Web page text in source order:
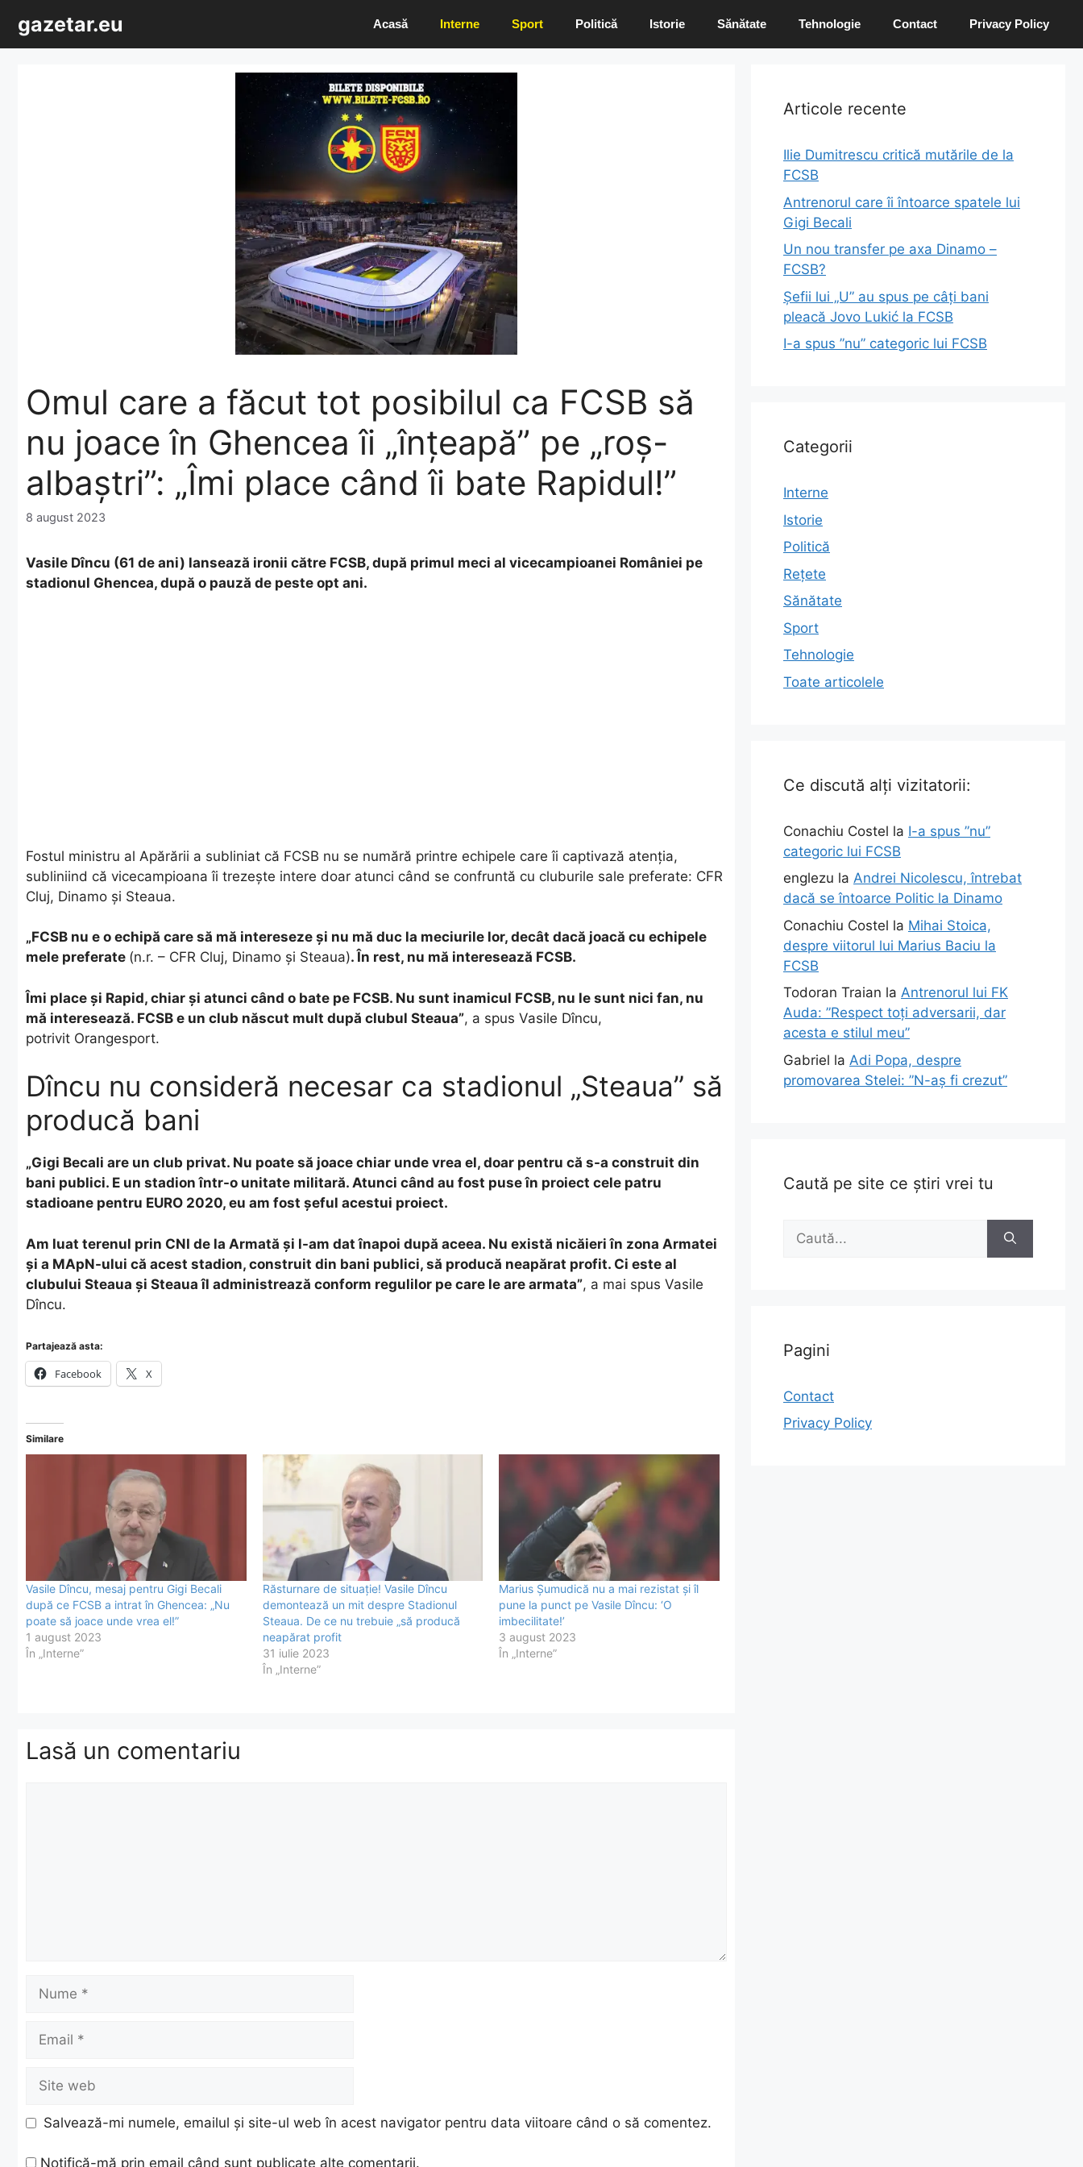
conținut
gazetar.eu Acasă Interne Sport Politică Istorie Sănătate Tehnologie Contact Privacy Policy
Omul care a făcut tot posibilul ca FCSB să
nu joace în Ghencea îi „înțeapă” pe „roș-
albaștri”: „Îmi place când îi bate Rapidul!”
8 august 2023
Vasile Dîncu (61 de ani) lansează ironii către FCSB, după primul meci al vicecampioanei României pe
stadionul Ghencea, după o pauză de peste opt ani.
Fostul ministru al Apărării a subliniat că FCSB nu se numără printre echipele care îi captivază atenția,
subliniind că vicecampioana îi trezește intere doar atunci când se confruntă cu cluburile sale preferate: CFR
Cluj, Dinamo și Steaua.
„FCSB nu e o echipă care să mă intereseze şi nu mă duc la meciurile lor, decât dacă joacă cu echipele
mele preferate (n.r. – CFR Cluj, Dinamo şi Steaua). În rest, nu mă interesează FCSB.
Îmi place şi Rapid, chiar şi atunci când o bate pe FCSB. Nu sunt inamicul FCSB, nu le sunt nici fan, nu
mă interesează. FCSB e un club născut mult după clubul Steaua”, a spus Vasile Dîncu,
potrivit Orangesport.
Dîncu nu consideră necesar ca stadionul „Steaua” să
producă bani
„Gigi Becali are un club privat. Nu poate să joace chiar unde vrea el, doar pentru că s-a construit din
bani publici. E un stadion într-o unitate militară. Atunci când au fost puse în proiect cele patru
stadioane pentru EURO 2020, eu am fost şeful acestui proiect.
Am luat terenul prin CNI de la Armată şi l-am dat înapoi după aceea. Nu există nicăieri în zona Armatei
şi a MApN-ului că acest stadion, construit din bani publici, să producă neapărat profit. Ci este al
clubului Steaua şi Steaua îl administrează conform regulilor pe care le are armata”, a mai spus Vasile
Dîncu.
Partajează asta:
Facebook X
Similare
Vasile Dîncu, mesaj pentru Gigi Becali
după ce FCSB a intrat în Ghencea: „Nu
poate să joace unde vrea el!”
1 august 2023
În „Interne”
Răsturnare de situaţie! Vasile Dîncu
demontează un mit despre Stadionul
Steaua. De ce nu trebuie „să producă
neapărat profit
31 iulie 2023
În „Interne”
Marius Șumudică nu a mai rezistat și îl
pune la punct pe Vasile Dîncu: ‘O
imbecilitate!’
3 august 2023
În „Interne”
Lasă un comentariu
web
Salvează-mi numele, emailul și site-ul web în acest navigator pentru data viitoare când o să comentez.
Notifică-mă prin email când sunt publicate alte comentarii.
Articole recente
Ilie Dumitrescu critică mutările de la
FCSB
Antrenorul care îi întoarce spatele lui
Gigi Becali
Un nou transfer pe axa Dinamo –
FCSB?
Șefii lui „U” au spus pe câți bani
pleacă Jovo Lukić la FCSB
I-a spus ”nu” categoric lui FCSB
Categorii
Interne
Istorie
Politică
Rețete
Sănătate
Sport
Tehnologie
Toate articolele
Ce discută alți vizitatorii:
Conachiu Costel la I-a spus ”nu”
categoric lui FCSB
englezu la Andrei Nicolescu, întrebat
dacă se întoarce Politic la Dinamo
Conachiu Costel la Mihai Stoica,
despre viitorul lui Marius Baciu la
FCSB
Todoran Traian la Antrenorul lui FK
Auda: ”Respect toți adversarii, dar
acesta e stilul meu”
Gabriel la Adi Popa, despre
promovarea Stelei: ”N-aș fi crezut”
Caută pe site ce știri vrei tu
după:
Pagini
Contact
Privacy Policy